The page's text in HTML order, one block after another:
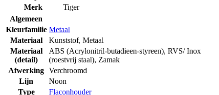
Merk
Tiger
Algemeen
Kleurfamilie Metaal
Materiaal
Kunststof, Metaal
Materiaal
(detail)
ABS (Acrylonitril-butadieen-styreen), RVS/ Inox
(roestvrij staal), Zamak
Afwerking Verchroomd
Lijn
Noon
Type
Flaconhouder